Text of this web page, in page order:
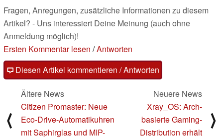
Fragen, Anregungen, zusätzliche Informationen zu diesem
Artikel? - Uns interessiert Deine Meinung (auch ohne
Anmeldung möglich)!
Ersten Kommentar lesen /Antworten
Diesen Artikel kommentieren / Antworten
⟨
Ältere News
Citizen Promaster: Neue
Eco-Drive-Automatikuhren
mit Saphirglas und MIP-
Neuere News
Xray_OS: Arch-
basierte Gaming-
Distribution erhält
⟩